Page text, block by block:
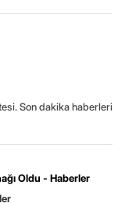
Son dakika haberleri
Oldu - Haberler